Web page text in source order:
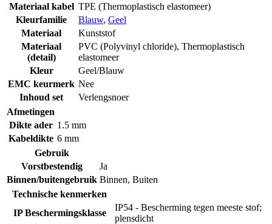
Materiaal kabel TPE (Thermoplastisch elastomeer)
Kleurfamilie
Blauw, Geel
Materiaal
Kunststof
Materiaal
(detail)
PVC (Polyvinyl chloride), Thermoplastisch
elastomeer
Kleur
Geel/Blauw
EMC keurmerk Nee
Inhoud set
Verlengsnoer
Afmetingen
Dikte ader 1.5 mm
Kabeldikte 6 mm
Gebruik
Vorstbestendig
Ja
Binnen/buitengebruik Binnen, Buiten
Technische kenmerken
IP Beschermingsklasse
IP54 - Bescherming tegen meeste stof;
plensdicht